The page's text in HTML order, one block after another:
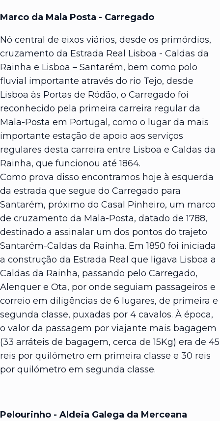
Marco da Mala Posta - Carregado
Nó central de eixos viários, desde os primórdios,
cruzamento da Estrada Real Lisboa - Caldas da
Rainha e Lisboa – Santarém, bem como polo
fluvial importante através do rio Tejo, desde
Lisboa às Portas de Ródão, o Carregado foi
reconhecido pela primeira carreira regular da
Mala-Posta em Portugal, como o lugar da mais
importante estação de apoio aos serviços
regulares desta carreira entre Lisboa e Caldas da
Rainha, que funcionou até 1864.
Como prova disso encontramos hoje à esquerda
da estrada que segue do Carregado para
Santarém, próximo do Casal Pinheiro, um marco
de cruzamento da Mala-Posta, datado de 1788,
destinado a assinalar um dos pontos do trajeto
Santarém-Caldas da Rainha. Em 1850 foi iniciada
a construção da Estrada Real que ligava Lisboa a
Caldas da Rainha, passando pelo Carregado,
Alenquer e Ota, por onde seguiam passageiros e
correio em diligências de 6 lugares, de primeira e
segunda classe, puxadas por 4 cavalos. À época,
o valor da passagem por viajante mais bagagem
(33 arráteis de bagagem, cerca de 15Kg) era de 45
reis por quilómetro em primeira classe e 30 reis
por quilómetro em segunda classe.
Pelourinho - Aldeia Galega da Merceana